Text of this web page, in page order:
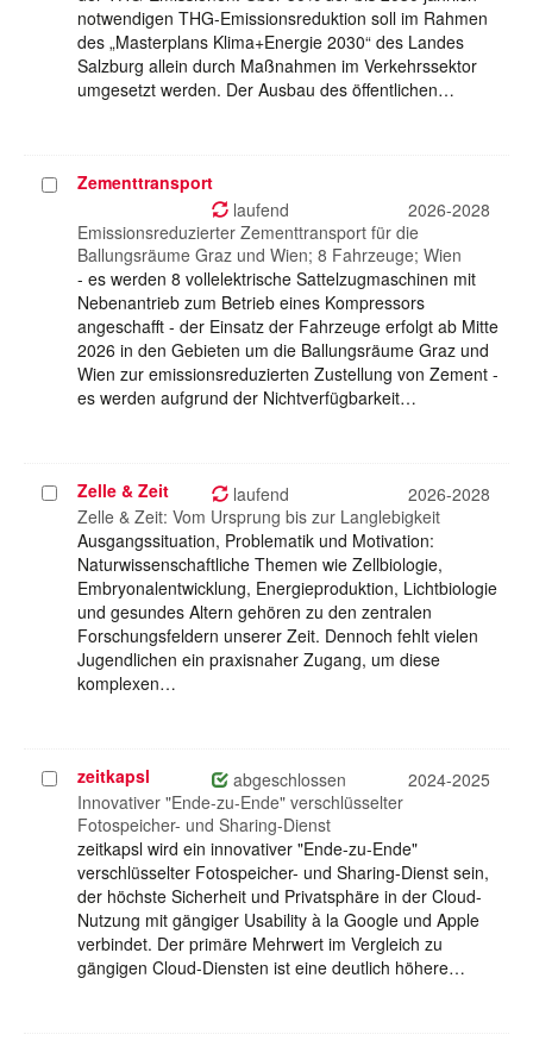
notwendigen THG-Emissionsreduktion soll im Rahmen
des „Masterplans Klima+Energie 2030“ des Landes
Salzburg allein durch Maßnahmen im Verkehrssektor
umgesetzt werden. Der Ausbau des öffentlichen…
ProjektZementtransport
laufend
2026-2028
Emissionsreduzierter Zementtransport für die
Ballungsräume Graz und Wien; 8 Fahrzeuge; Wien
- es werden 8 vollelektrische Sattelzugmaschinen mit
Nebenantrieb zum Betrieb eines Kompressors
angeschafft - der Einsatz der Fahrzeuge erfolgt ab Mitte
2026 in den Gebieten um die Ballungsräume Graz und
Wien zur emissionsreduzierten Zustellung von Zement -
es werden aufgrund der Nichtverfügbarkeit…
Projekt
auswählen
Zelle & Zeit laufend
2026-2028
Zelle & Zeit: Vom Ursprung bis zur Langlebigkeit
Ausgangssituation, Problematik und Motivation:
Naturwissenschaftliche Themen wie Zellbiologie,
Embryonalentwicklung, Energieproduktion, Lichtbiologie
und gesundes Altern gehören zu den zentralen
Forschungsfeldern unserer Zeit. Dennoch fehlt vielen
Jugendlichen ein praxisnaher Zugang, um diese
komplexen…
Projekt
auswählen
zeitkapsl abgeschlossen
2024-2025
Innovativer "Ende-zu-Ende" verschlüsselter
Fotospeicher- und Sharing-Dienst
zeitkapsl wird ein innovativer "Ende-zu-Ende"
verschlüsselter Fotospeicher- und Sharing-Dienst sein,
der höchste Sicherheit und Privatsphäre in der Cloud-
Nutzung mit gängiger Usability à la Google und Apple
verbindet. Der primäre Mehrwert im Vergleich zu
gängigen Cloud-Diensten ist eine deutlich höhere…